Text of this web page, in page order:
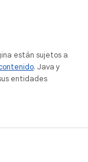
están sujetos a
. Java y
entidades